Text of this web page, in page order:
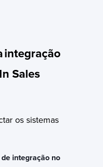
integração
Sales
os sistemas
integração no